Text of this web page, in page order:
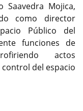
Saavedra Mojica,
como director
Público del
funciones de
actos
del espacio